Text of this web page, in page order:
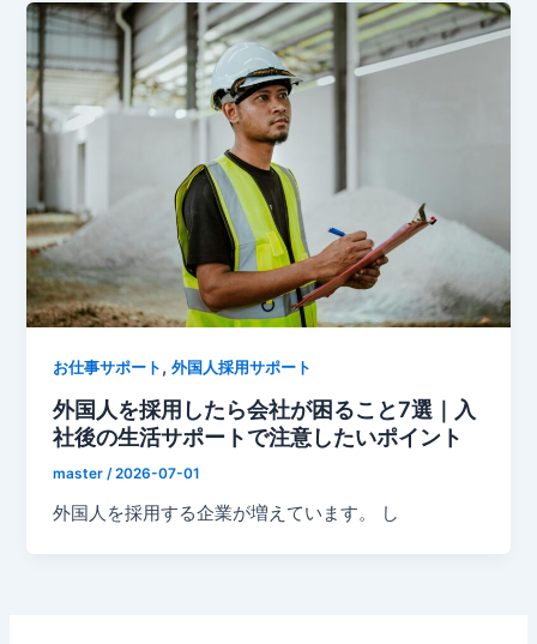
お仕事サポート ,外国人採用サポート
外国人を採用したら会社が困ること7選｜入
社後の生活サポートで注意したいポイント
master/2026-07-01
外国人を採用する企業が増えています。 し